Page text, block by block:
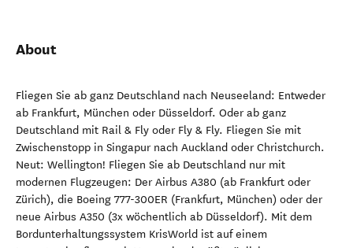
About
Fliegen Sie ab ganz Deutschland nach Neuseeland: Entweder
ab Frankfurt, München oder Düsseldorf. Oder ab ganz
Deutschland mit Rail & Fly oder Fly & Fly. Fliegen Sie mit
Zwischenstopp in Singapur nach Auckland oder Christchurch.
Neut: Wellington! Fliegen Sie ab Deutschland nur mit
modernen Flugzeugen: Der Airbus A380 (ab Frankfurt oder
Zürich), die Boeing 777-300ER (Frankfurt, München) oder der
neue Airbus A350 (3x wöchentlich ab Düsseldorf). Mit dem
Bordunterhaltungssystem KrisWorld ist auf einem